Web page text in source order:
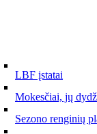
LBF įstatai
Mokesčiai, jų
Sezono renginių